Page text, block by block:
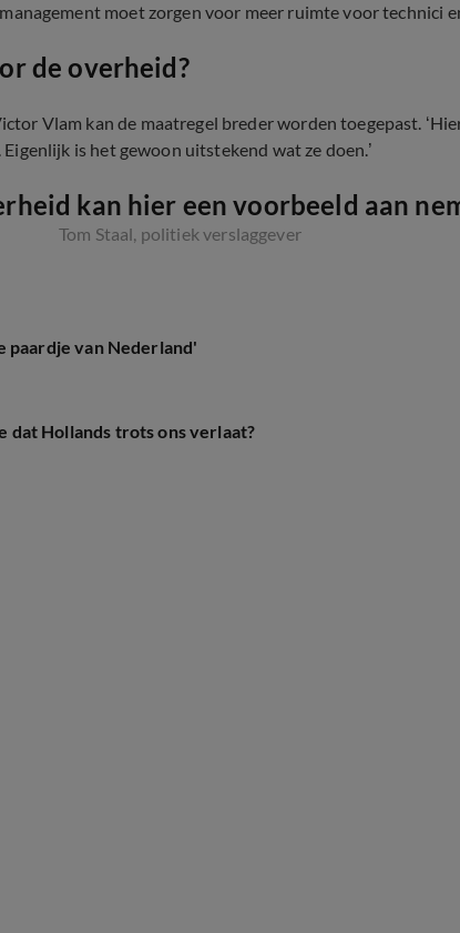
moet zorgen voor meer ruimte voor technici
de overheid?
Vlam kan de maatregel breder worden toegepast.
is het gewoon uitstekend wat ze doen.’
kan hier een voorbeeld aan
Tom Staal, politiek verslaggever
paardje van Nederland'
dat Hollands trots ons verlaat?